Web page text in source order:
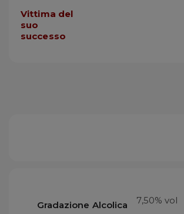
Vittima del
suo
successo
Gradazione Alcolica 7,50% vol